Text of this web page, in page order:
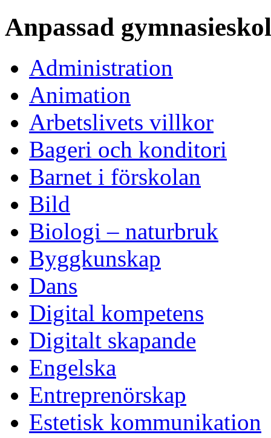
Anpassad
Administration
Animation
Arbetslivets villkor
Bageri och konditori
Barnet i förskolan
Bild
Biologi – naturbruk
Byggkunskap
Dans
Digital kompetens
Digitalt skapande
Engelska
Entreprenörskap
Estetisk kommunikation